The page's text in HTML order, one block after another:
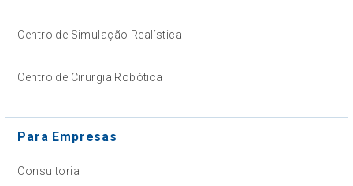
Centro de Simulação Realística
Centro de Cirurgia Robótica
Para Empresas
Consultoria